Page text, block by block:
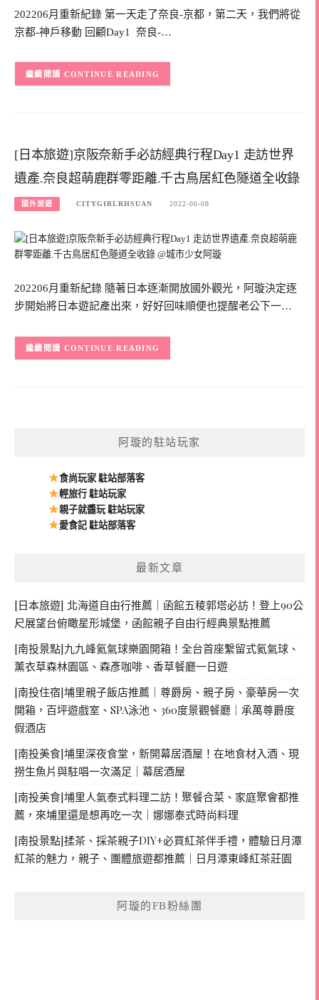
202206月重新紀錄 第一天走了奈良-京都，第二天，我們將從
京都-神戶移動 回顧Day1 奈良-…
CONTINUE READING
[日本旅遊]京阪奈新手必訪經典行程Day1 走訪世界
遺產.奈良超萌鹿群零距離.千古鳥居紅色隧道全收錄
國外旅遊 CITYGIRLRHSUAN 2022-06-08
202206月重新紀錄 隨著日本逐漸開放國外觀光，阿璇決定逐
步開始將日本遊記產出來，好好回味順便也提醒老公下一…
CONTINUE READING
阿璇的駐站玩家
食尚玩家 駐站部落客
輕旅行 駐站玩家
親子就醬玩 駐站玩家
愛食記 駐站部落客
最新文章
[日本旅遊] 北海道自由行推薦｜函館五稜郭塔必訪！登上90公
尺展望台俯瞰星形城堡，函館親子自由行經典景點推薦
[南投景點]九九峰氦氣球樂園開箱！全台首座繫留式氦氣球、
薰衣草森林園區、森彥咖啡、香草餐廳一日遊
[南投住宿]埔里親子飯店推薦｜尊爵房、親子房、豪華房一次
開箱，百坪遊戲室、SPA泳池、360度景觀餐廳｜承萬尊爵度
假酒店
[南投美食]埔里深夜食堂，新開幕居酒屋！在地食材入酒、現
撈生魚片與駐唱一次滿足｜幕居酒屋
[南投美食]埔里人氣泰式料理二訪！聚餐合菜、家庭聚會都推
薦，來埔里還是想再吃一次｜娜娜泰式時尚料理
[南投景點]揉茶、採茶親子DIY+必買紅茶伴手禮，體驗日月潭
紅茶的魅力，親子、團體旅遊都推薦｜日月潭東峰紅茶莊園
阿璇的FB粉絲團